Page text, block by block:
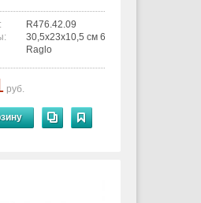
R476.42.09
30,5x23x10,5 см 6936763300603
Raglo
руб.